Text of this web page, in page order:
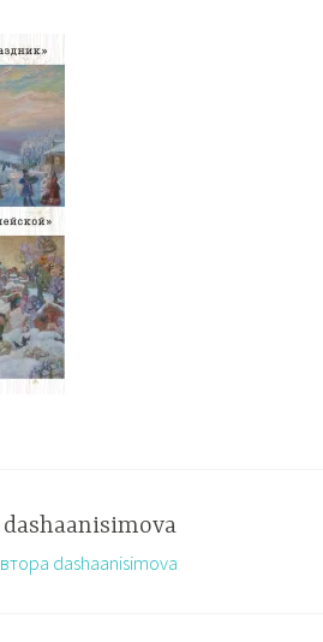
dashaanisimova
dashaanisimova